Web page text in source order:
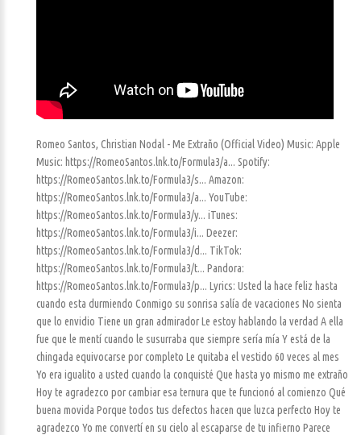
Romeo Santos, Christian Nodal - Me Extraño (Official Video) Music: Apple
Music: https://RomeoSantos.lnk.to/Formula3/a... Spotify:
https://RomeoSantos.lnk.to/Formula3/s... Amazon:
https://RomeoSantos.lnk.to/Formula3/a... YouTube:
https://RomeoSantos.lnk.to/Formula3/y... iTunes:
https://RomeoSantos.lnk.to/Formula3/i... Deezer:
https://RomeoSantos.lnk.to/Formula3/d... TikTok:
https://RomeoSantos.lnk.to/Formula3/t... Pandora:
https://RomeoSantos.lnk.to/Formula3/p... Lyrics: Usted la hace feliz hasta
cuando esta durmiendo Conmigo su sonrisa salía de vacaciones No sienta
que lo envidio Tiene un gran admirador Le estoy hablando la verdad A ella
fue que le mentí cuando le susurraba que siempre sería mía Y está de la
chingada equivocarse por completo Le quitaba el vestido 60 veces al mes
Yo era igualito a usted cuando la conquisté Que hasta yo mismo me extraño
Hoy te agradezco por cambiar esa ternura que te funcionó al comienzo Qué
buena movida Porque todos tus defectos hacen que luzca perfecto Hoy te
agradezco Yo me convertí en su cielo al escaparse de tu infierno Parece